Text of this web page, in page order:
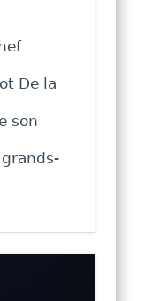
De la
son